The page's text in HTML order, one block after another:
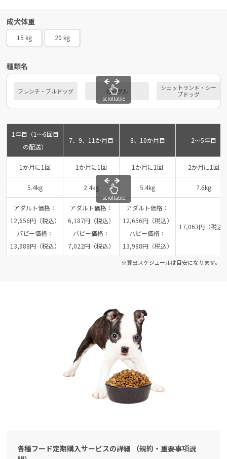
成犬体重
15 kg 20 kg
種類名
フレンチ・ブルドッグ ビーグル
シェットランド・シー
プドッグ
scrollable
1年目（1～6回目
の配送）
7、9、11か月目 8、10か月目 2～5年目
1か月に1回 1か月に1回 1か月に1回 2か月に1回
5.4kg 2.4kg 5.4kg 7.6kg
アダルト価格：
12,656円（税込）
パピー価格：
13,988円（税込）
アダルト価格：
6,187円（税込）
パピー価格：
7,022円（税込）
アダルト価格：
12,656円（税込）
パピー価格：
13,988円（税込）
17,063円（税込
scrollable
※算出スケジュールは目安になります。
各種フード定期購入サービスの詳細 （規約・重要事項説